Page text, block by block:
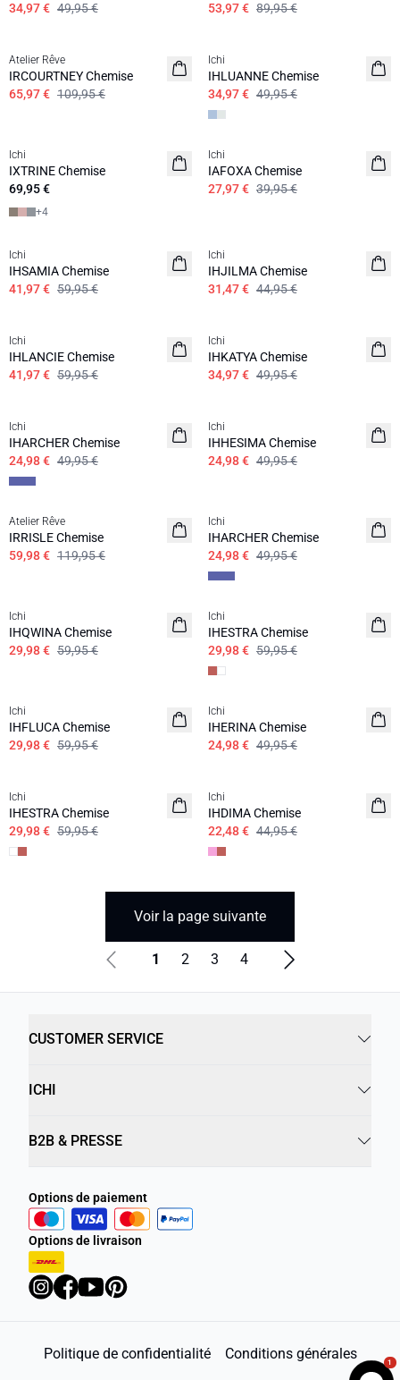
34,97 € 49,95 €
53,97 € 89,95 €
Atelier Rêve
IRCOURTNEY Chemise
65,97 € 109,95 €
Ichi
IHLUANNE Chemise
34,97 € 49,95 €
Ichi
IXTRINE Chemise
69,95 €
+4
100% coton
SALE | 30%
Ichi
IAFOXA Chemise
27,97 € 39,95 €
Ichi
IHSAMIA Chemise
41,97 € 59,95 €
Ichi
IHJILMA Chemise
31,47 € 44,95 €
Ichi
IHLANCIE Chemise
41,97 € 59,95 €
Ichi
IHKATYA Chemise
34,97 € 49,95 €
Ichi
IHARCHER Chemise
24,98 € 49,95 €
Ichi
IHHESIMA Chemise
24,98 € 49,95 €
SALE | 50%
Atelier Rêve
IRRISLE Chemise
59,98 € 119,95 €
Ichi
IHARCHER Chemise
24,98 € 49,95 €
Ichi
IHQWINA Chemise
29,98 € 59,95 €
SALE | 50%
Ichi
IHESTRA Chemise
29,98 € 59,95 €
Ichi
IHFLUCA Chemise
29,98 € 59,95 €
SALE | 50%
Ichi
IHERINA Chemise
24,98 € 49,95 €
Ichi
IHESTRA Chemise
29,98 € 59,95 €
Ichi
IHDIMA Chemise
22,48 € 44,95 €
Voir la page suivante
1 2 3 4
CUSTOMER SERVICE
ICHI
B2B & PRESSE
Options de paiement
Options de livraison
Politique de confidentialité Conditions générales 1